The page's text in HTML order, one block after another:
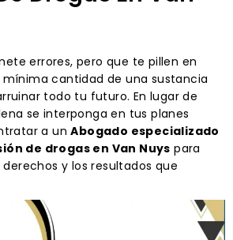
errores, pero que te pillen en
mínima cantidad de una sustancia
todo tu futuro. En lugar de
se interponga en tus planes
a unAbogado especializado
de drogas en Van Nuys para
y los resultados que